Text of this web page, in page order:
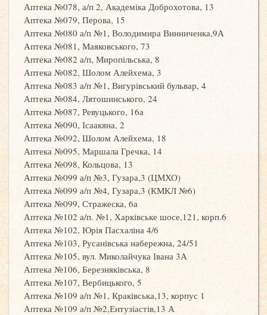
Аптека №078, а/п 2, Академіка Доброхотова, 13
Аптека №079, Перова, 15
Аптека №080 а/п №1, Володимира Винниченка,9А
Аптека №081, Маяковського, 73
Аптека №082 а/п, Миропільська, 8
Аптека №082, Шолом Алейхема, 3
Аптека №083 а/п №1, Вигурівський бульвар, 4
Аптека №084, Лятошинського, 24
Аптека №087, Ревуцького, 16а
Аптека №090, Ісаакяна, 2
Аптека №092, Шолом Алейхема, 18
Аптека №095, Маршала Гречка, 14
Аптека №098, Кольцова, 13
Аптека №099 а/п №3, Гузара,3 (ЦМХО)
Аптека №099 а/п №4, Гузара,3 (КМКЛ №6)
Аптека №099, Стражеска, 6а
Аптека №102 а/п. №1, Харківське шосе,121, корп.6
Аптека №102, Юрія Пасхаліна 4/6
Аптека №103, Русанівська набережна, 24/51
Аптека №105, вул. Миколайчука Івана 3А
Аптека №106, Березняківська, 8
Аптека №107, Вербицького, 5
Аптека №109 а/п №1, Краківська,13, корпус 1
Аптека №109 а/п №2,Ентузіастів,13 А